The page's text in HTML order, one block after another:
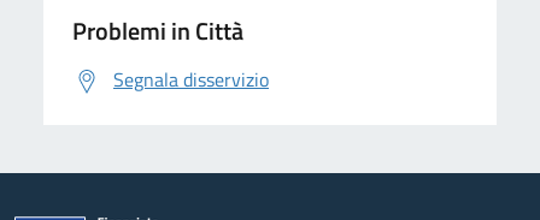
Problemi in Città
Segnala disservizio